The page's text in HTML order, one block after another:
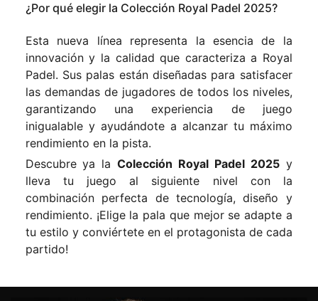
¿Por qué elegir la Colección Royal Padel 2025?
Esta nueva línea representa la esencia de la
innovación y la calidad que caracteriza a Royal
Padel. Sus palas están diseñadas para satisfacer
las demandas de jugadores de todos los niveles,
garantizando una experiencia de juego
inigualable y ayudándote a alcanzar tu máximo
rendimiento en la pista.
Descubre ya la Colección Royal Padel 2025y
lleva tu juego al siguiente nivel con la
combinación perfecta de tecnología, diseño y
rendimiento. ¡Elige la pala que mejor se adapte a
tu estilo y conviértete en el protagonista de cada
partido!